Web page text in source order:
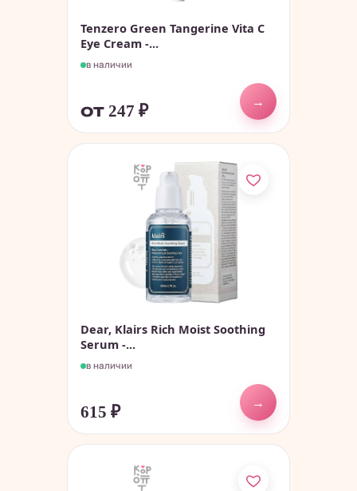
Tenzero Green Tangerine Vita C
Eye Cream -...
в наличии
от 247 ₽
→
Dear, Klairs Rich Moist Soothing
Serum -...
в наличии
615 ₽
→